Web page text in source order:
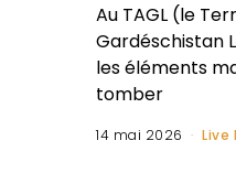
Au TAGL (le
Gardéschistan
les éléments
tomber
14 mai 2026 Live